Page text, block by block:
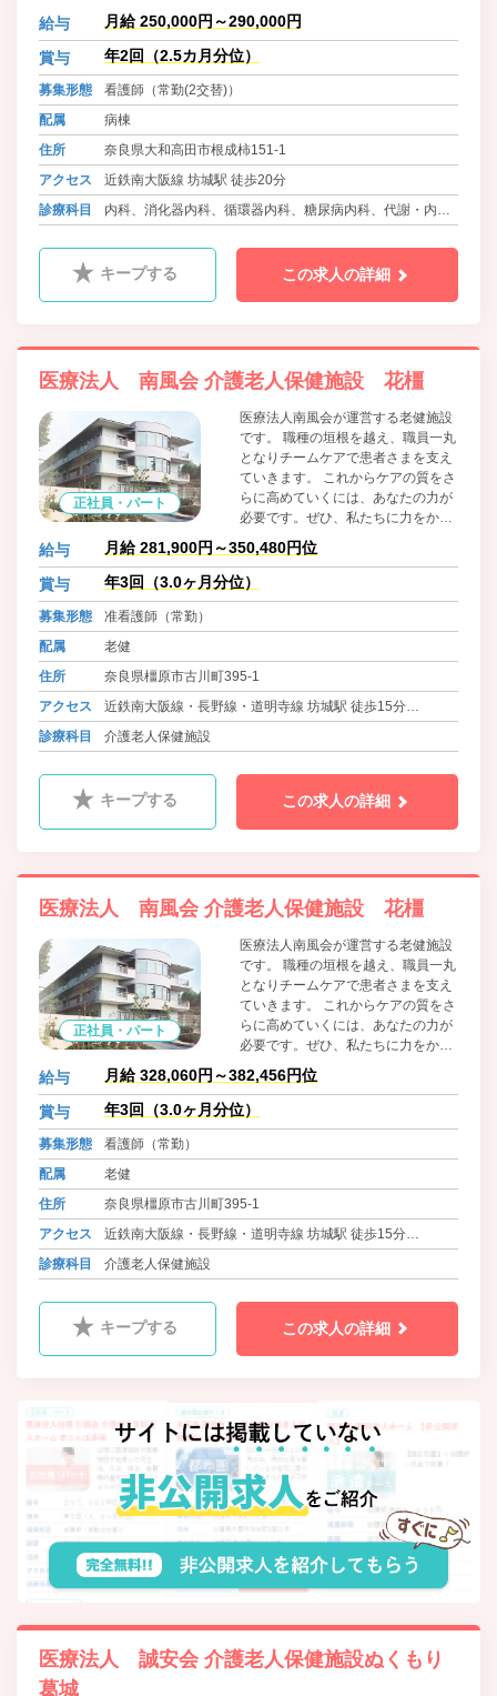
年3月から腹腔鏡も新たに更新し、
最新の医療機器で手術のできる環境
を整えています。
給与 月給 250,000円～290,000円
賞与 年2回（2.5カ月分位）
募集形態
看護師（常勤(2交替)）
配属
病棟
住所
奈良県大和高田市根成柿151-1
アクセス
近鉄南大阪線 坊城駅 徒歩20分
診療科目
内科、消化器内科、循環器内科、糖尿病内科、代謝・内分
ｼｮﾝ科、眼科、脳神経外科
キープする この求人の詳細
医療法人 南風会 介護老人保健施設 花橿
正社員・パート
医療法人南風会が運営する老健施設
です。 職種の垣根を越え、職員一丸
となりチームケアで患者さまを支え
ていきます。 これからケアの質をさ
らに高めていくには、あなたの力が
必要です。ぜひ、私たちに力をかし
てください。
給与 月給 281,900円～350,480円位
賞与 年3回（3.0ヶ月分位）
募集形態
准看護師（常勤）
配属
老健
住所
奈良県橿原市古川町395-1
アクセス
近鉄南大阪線・長野線・道明寺線 坊城駅 徒歩15分
近鉄南大阪線・長野線・道明寺線 橿原神宮前駅より送迎バ
診療科目 介護老人保健施設
キープする この求人の詳細
医療法人 南風会 介護老人保健施設 花橿
正社員・パート
医療法人南風会が運営する老健施設
です。 職種の垣根を越え、職員一丸
となりチームケアで患者さまを支え
ていきます。 これからケアの質をさ
らに高めていくには、あなたの力が
必要です。ぜひ、私たちに力をかし
てください。
給与 月給 328,060円～382,456円位
賞与 年3回（3.0ヶ月分位）
募集形態
看護師（常勤）
配属
老健
住所
奈良県橿原市古川町395-1
アクセス
近鉄南大阪線・長野線・道明寺線 坊城駅 徒歩15分
近鉄南大阪線・長野線・道明寺線 橿原神宮前駅より送迎バ
診療科目 介護老人保健施設
キープする この求人の詳細
医療法人 誠安会 介護老人保健施設ぬくもり
葛城